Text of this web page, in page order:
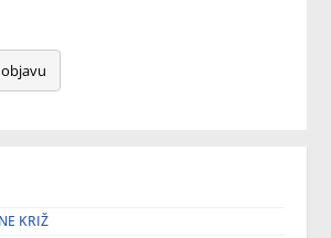
KRIŽ